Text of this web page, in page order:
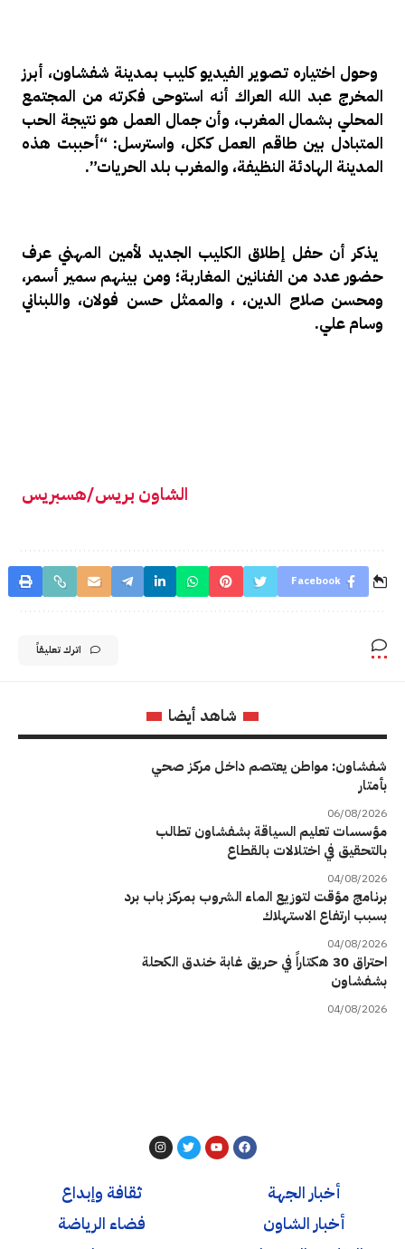
وحول اختياره تصوير الفيديو كليب بمدينة شفشاون، أبرز
المخرج عبد الله العراك أنه استوحى فكرته من المجتمع
المحلي بشمال المغرب، وأن جمال العمل هو نتيجة الحب
المتبادل بين طاقم العمل ككل، واسترسل: “أحببت هذه
المدينة الهادئة النظيفة، والمغرب بلد الحريات”.
يذكر أن حفل إطلاق الكليب الجديد لأمين المهني عرف
حضور عدد من الفنانين المغاربة؛ ومن بينهم سمير أسمر،
ومحسن صلاح الدين، ، والممثل حسن فولان، واللبناني
وسام علي.
الشاون بريس/هسبريس
Facebook
اترك تعليقاً
شاهد أيضا
شفشاون: مواطن يعتصم داخل مركز صحي
بأمتار
06/08/2026
مؤسسات تعليم السياقة بشفشاون تطالب
بالتحقيق في اختلالات بالقطاع
04/08/2026
برنامج مؤقت لتوزيع الماء الشروب بمركز باب برد
بسبب ارتفاع الاستهلاك
04/08/2026
احتراق 30 هكتاراً في حريق غابة خندق الكحلة
بشفشاون
04/08/2026
أخبار الجهة
أخبار الشاون
ثقافة وإبداع
فضاء الرياضة